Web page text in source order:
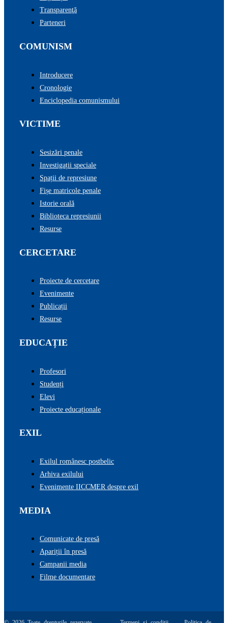
Transparenţă
Parteneri
COMUNISM
Introducere
Cronologie
Enciclopedia comunismului
VICTIME
Sesizări penale
Investigații speciale
Spații de represiune
Fișe matricole penale
Istorie orală
Biblioteca represiunii
Resurse
CERCETARE
Proiecte de cercetare
Evenimente
Publicații
Resurse
EDUCAȚIE
Profesori
Studenți
Elevi
Proiecte educaționale
EXIL
Exilul românesc postbelic
Arhiva exilului
Evenimente IICCMER despre exil
MEDIA
Comunicate de presă
Apariții în presă
Campanii media
Filme documentare